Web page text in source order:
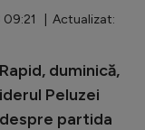
09:21 | Actualizat:
duminică,
Peluzei
partida